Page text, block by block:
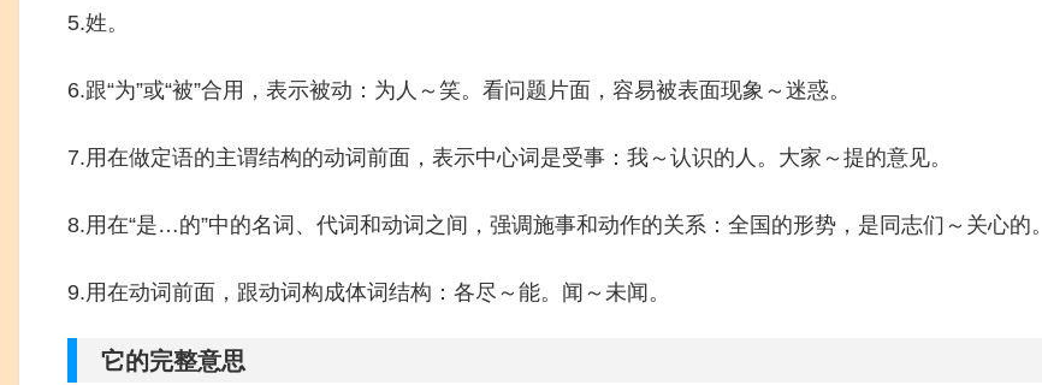
5.姓。
6.跟“为”或“被”合用，表示被动：为人～笑。看问题片面，容易被表面现象～迷惑。
7.用在做定语的主谓结构的动词前面，表示中心词是受事：我～认识的人。大家～提的意见。
8.用在“是…的”中的名词、代词和动词之间，强调施事和动作的关系：全国的形势，是同志们～关心的。
9.用在动词前面，跟动词构成体词结构：各尽～能。闻～未闻。
它的完整意思